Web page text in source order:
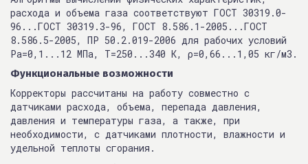
расхода и объема газа соответствуют ГОСТ 30319.0-
96...ГОСТ 30319.3-96, ГОСТ 8.586.1-2005...ГОСТ
8.586.5-2005, ПР 50.2.019-2006 для рабочих условий
Ра=0,1...12 МПа, Т=250...340 К, ρ=0,66...1,05 кг/м3.
Функциональные возможности
Корректоры рассчитаны на работу совместно с
датчиками расхода, объема, перепада давления,
давления и температуры газа, а также, при
необходимости, с датчиками плотности, влажности и
удельной теплоты сгорания.